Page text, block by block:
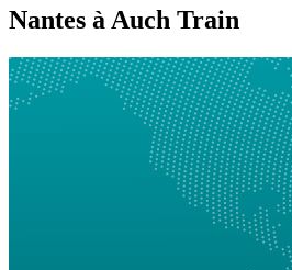
Nantes à Auch Train